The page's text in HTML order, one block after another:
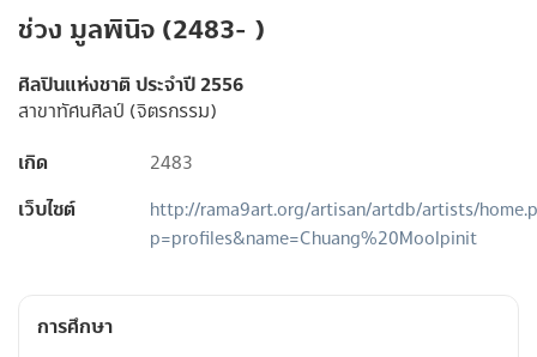
ช่วง มูลพินิจ (2483- )
ศิลปินแห่งชาติ ประจำปี 2556
สาขาทัศนศิลป์ (จิตรกรรม)
เกิด
2483
เว็บไซต์
http://rama9art.org/artisan/artdb/artists/
p=profiles&name=Chuang%20Moolpinit
การศึกษา